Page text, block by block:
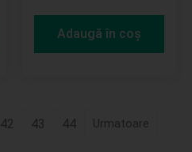
Adaugă în coș
42 43 44